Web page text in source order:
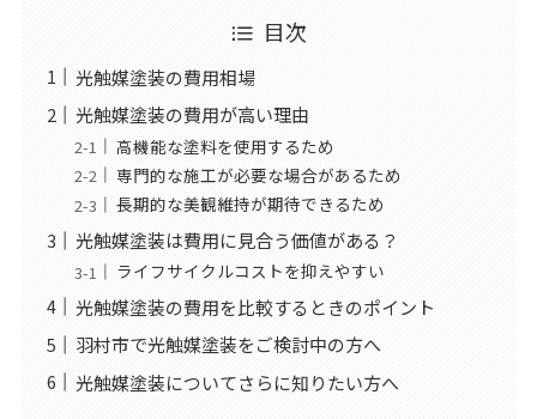
目次
光触媒塗装の費用相場
光触媒塗装の費用が高い理由
高機能な塗料を使用するため
専門的な施工が必要な場合があるため
長期的な美観維持が期待できるため
光触媒塗装は費用に見合う価値がある？
ライフサイクルコストを抑えやすい
光触媒塗装の費用を比較するときのポイント
羽村市で光触媒塗装をご検討中の方へ
光触媒塗装についてさらに知りたい方へ